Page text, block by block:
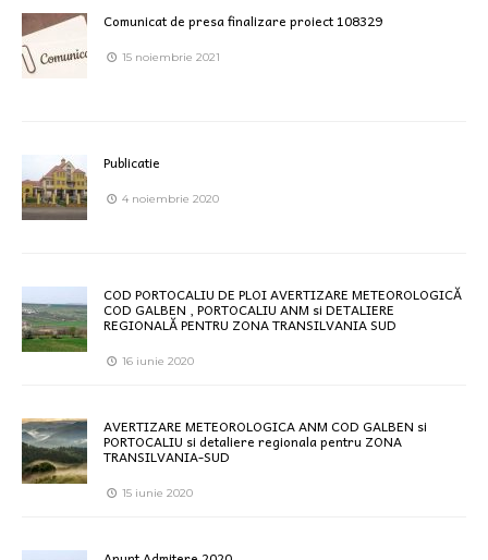
Comunicat de presa finalizare proiect 108329
15 noiembrie 2021
Publicatie
4 noiembrie 2020
COD PORTOCALIU DE PLOI AVERTIZARE METEOROLOGICĂ
COD GALBEN , PORTOCALIU ANM si DETALIERE
REGIONALĂ PENTRU ZONA TRANSILVANIA SUD
16 iunie 2020
AVERTIZARE METEOROLOGICA ANM COD GALBEN si
PORTOCALIU si detaliere regionala pentru ZONA
TRANSILVANIA-SUD
15 iunie 2020